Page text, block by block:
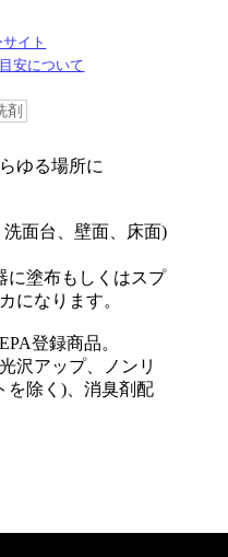
イト
目安について
剤
ゆる場所に
洗面台、壁面、床面)
に塗布もしくはスプ
になります。
登録商品。
沢アップ、ノンリ
を除く)、消臭剤配